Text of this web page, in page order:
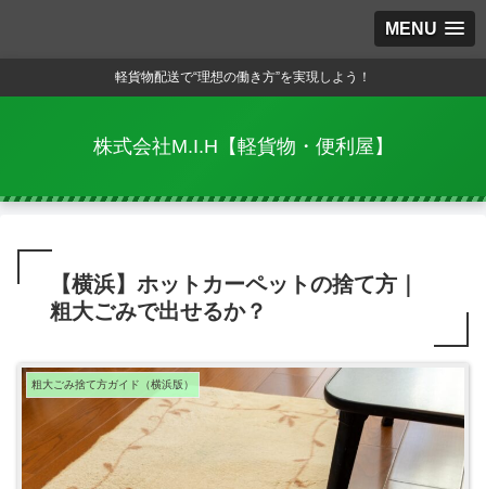
MENU
軽貨物配送で“理想の働き方”を実現しよう！
株式会社M.I.H【軽貨物・便利屋】
【横浜】ホットカーペットの捨て方｜
粗大ごみで出せるか？
粗大ごみ捨て方ガイド（横浜版）